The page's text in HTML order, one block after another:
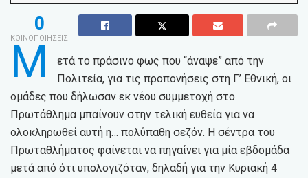
0
ΚΟΙΝΟΠΟΙΗΣΕΙΣ
Μ
ετά το πράσινο φως που “άναψε” από την
Πολιτεία, για τις προπονήσεις στη Γ’ Εθνική, οι
ομάδες που δήλωσαν εκ νέου συμμετοχή στο
Πρωτάθλημα μπαίνουν στην τελική ευθεία για να
ολοκληρωθεί αυτή η… πολύπαθη σεζόν. Η σέντρα του
Πρωταθλήματος φαίνεται να πηγαίνει για μία εβδομάδα
μετά από ότι υπολογιζόταν, δηλαδή για την Κυριακή 4